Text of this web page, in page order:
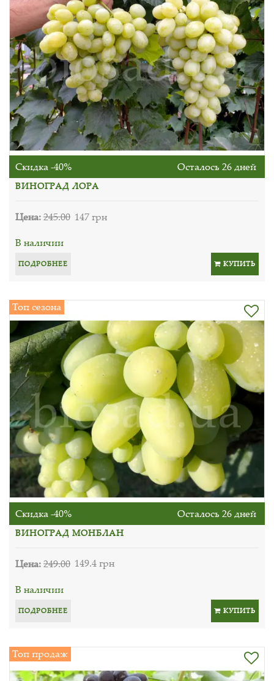
Скидка -40% Осталось 26 дней
ВИНОГРАД ЛОРА
Цена:245.00 147 грн
В наличии
ПОДРОБНЕЕ КУПИТЬ
Топ сезона
Скидка -40% Осталось 26 дней
ВИНОГРАД МОНБЛАН
Цена:249.00 149.4 грн
В наличии
ПОДРОБНЕЕ КУПИТЬ
Топ продаж